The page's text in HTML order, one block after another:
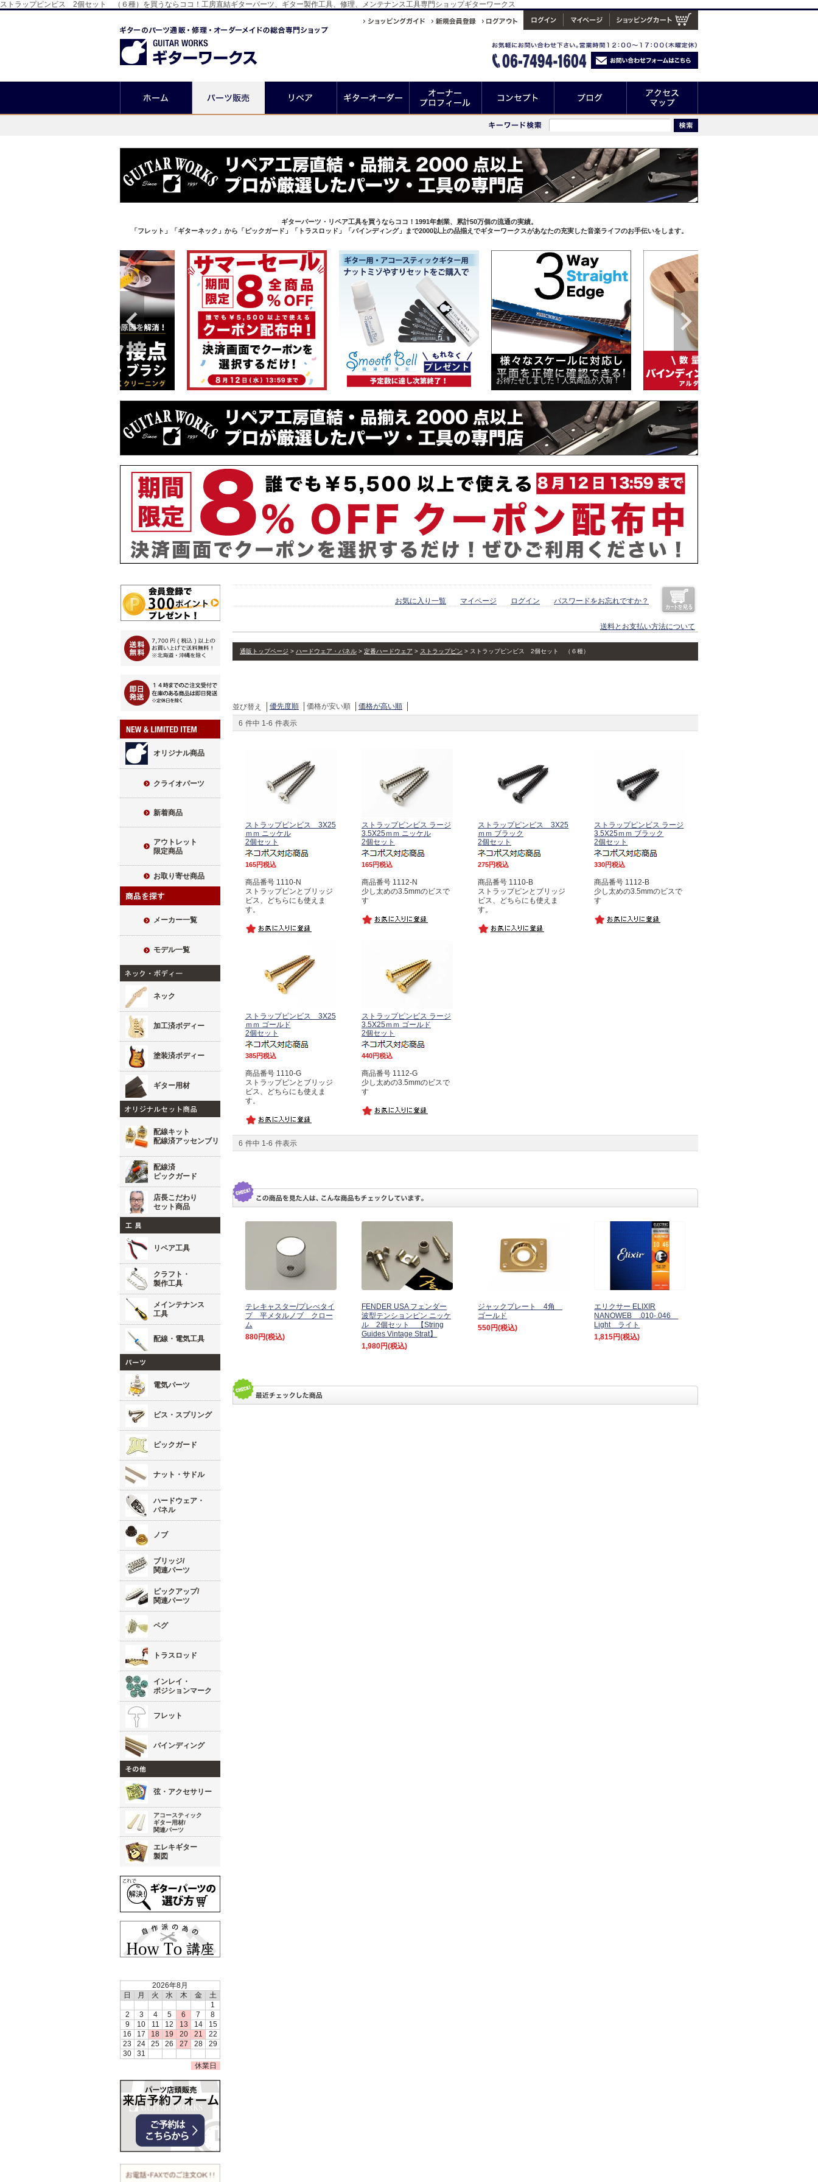
ストラップピンビス 2個セット （６種）を買うならココ！工房直結ギターパーツ、ギター製作工具、修理、メンテナンス工具専門ショップギターワークス
ギターパーツ・リペア工具を買うならココ！1991年創業、累計50万個の流通の実績。
「フレット」「ギターネック」から「ピックガード」「トラスロッド」「バインディング」まで2000以上の品揃えでギターワークスがあなたの充実した音楽ライフのお手伝いをします。
お待たせしました！人気商品が入荷！
オリジナル商品
クライオパーツ
新着商品
アウトレット
限定商品
お取り寄せ商品
メーカー一覧
モデル一覧
ネック
加工済ボディー
塗装済ボディー
ギター用材
配線キット
配線済アッセンブリ
配線済
ピックガード
店長こだわり
セット商品
リペア工具
クラフト・
製作工具
メインテナンス
工具
配線・電気工具
電気パーツ
ビス・スプリング
ピックガード
ナット・サドル
ハードウェア・
パネル
ノブ
ブリッジ/
関連パーツ
ピックアップ/
関連パーツ
ペグ
トラスロッド
インレイ・
ポジションマーク
フレット
バインディング
弦・アクセサリー
アコースティック
ギター用材/
関連パーツ
エレキギター
製図
2026年8月
日
月 火 水 木 金
土
1
2
3 4 5 6 7
8
9
10 11 12 13 14
15
16
17 18 19 20 21
22
23
24 25 26 27 28
29
30
31
休業日
お気に入り一覧 マイページ ログイン パスワードをお忘れですか？
送料とお支払い方法について
通販トップページ ハードウェア・パネル 定番ハードウェア ストラップピン ストラップピンビス 2個セット （６種）
並び替え 優先度順 価格が安い順
価格が高い順
6 件中 1-6 件表示
ストラップピンビス 3X25
ｍｍ ニッケル
2個セット
165 税込
商品番号 1110-N
ストラップピンとブリッジ
ビス、どちらにも使えま
す。
ストラップピンビス ラージ
3.5X25ｍｍ ニッケル
2個セット
165 税込
商品番号 1112-N
少し太めの3.5mmのビスで
す
ストラップピンビス 3X25
ｍｍ ブラック
2個セット
275 税込
商品番号 1110-B
ストラップピンとブリッジ
ビス、どちらにも使えま
す。
ストラップピンビス ラージ
3.5X25ｍｍ ブラック
2個セット
330 税込
商品番号 1112-B
少し太めの3.5mmのビスで
す
ストラップピンビス 3X25
ｍｍ ゴールド
2個セット
385 税込
商品番号 1110-G
ストラップピンとブリッジ
ビス、どちらにも使えま
す。
ストラップピンビス ラージ
3.5X25ｍｍ ゴールド
2個セット
440 税込
商品番号 1112-G
少し太めの3.5mmのビスで
す
6 件中 1-6 件表示
テレキャスター/プレべタイ
プ 平メタルノブ クロー
ム
880円(税込)
FENDER USA フェンダー
波型テンションピン ニッケ
ル 2個セット 【String
Guides Vintage Strat】
1,980円(税込)
ジャックプレート 4角
ゴールド
550円(税込)
エリクサー ELIXIR
NANOWEB .010-.046
Light ライト
1,815円(税込)